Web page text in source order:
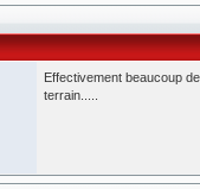
Effectivement beaucoup
terrain.....